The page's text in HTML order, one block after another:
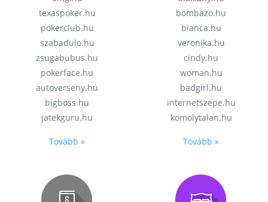
texaspoker.hu
pokerclub.hu
szabadulo.hu
zsugabubus.hu
pokerface.hu
autoverseny.hu
bigboss.hu
jatekguru.hu
Tovább »
bombazo.hu
bianca.hu
veronika.hu
cindy.hu
woman.hu
badgirl.hu
internetszepe.hu
komolytalan.hu
Tovább »